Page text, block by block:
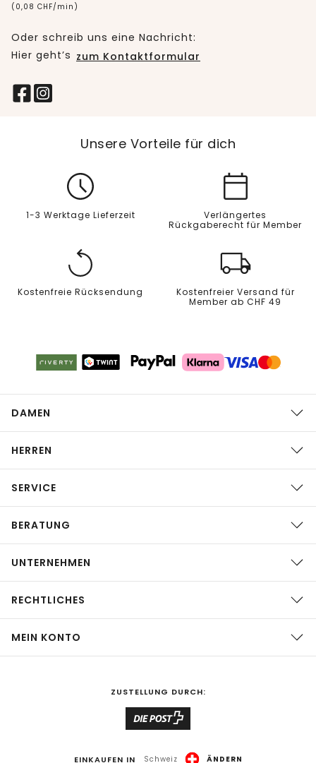
(0,08 CHF/min)
Oder schreib uns eine Nachricht:
Hier geht’s zum Kontaktformular
Unsere Vorteile für dich
1-3 Werktage Lieferzeit
Verlängertes
Rückgaberecht für Member
Kostenfreie Rücksendung
Kostenfreier Versand für
Member ab CHF 49
DAMEN
HERREN
SERVICE
BERATUNG
UNTERNEHMEN
RECHTLICHES
MEIN KONTO
ZUSTELLUNG DURCH:
EINKAUFEN IN Schweiz ÄNDERN